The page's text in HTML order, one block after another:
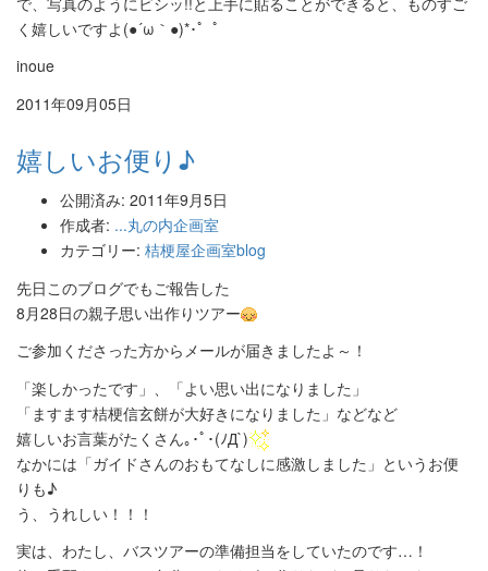
く嬉しいですよ(●´ω｀●)*･゜ﾟ
inoue
2011年09月05日
嬉しいお便り♪
公開済み: 2011年9月5日
作成者: ...丸の内企画室
カテゴリー: 桔梗屋企画室blog
先日このブログでもご報告した
8月28日の親子思い出作りツアー
ご参加くださった方からメールが届きましたよ～！
「楽しかったです」、「よい思い出になりました」
「ますます桔梗信玄餅が大好きになりました」などなど
嬉しいお言葉がたくさん｡･ﾟ･(ﾉД`)
なかには「ガイドさんのおもてなしに感激しました」というお便
りも♪
う、うれしい！！！
実は、わたし、バスツアーの準備担当をしていたのです…！